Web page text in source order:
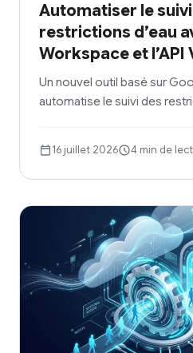
Automatiser le
restrictions d’eau
Workspace et l’API
Un nouvel outil basé sur
automatise le suivi des
16 juillet 2026 4 min de